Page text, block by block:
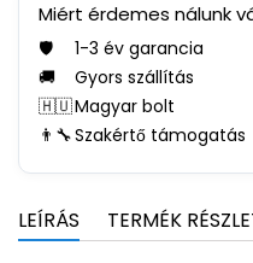
Miért érdemes nálunk
🛡️
1-3 év garancia
🚚
Gyors szállítás
🇭🇺Magyar bolt
👨‍🔧Szakértő támogatás
LEÍRÁS TERMÉK